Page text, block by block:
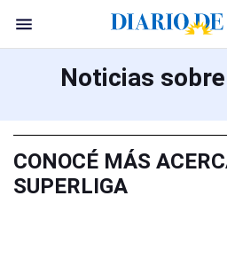
Noticias
CONOCÉ MÁS
SUPERLIGA